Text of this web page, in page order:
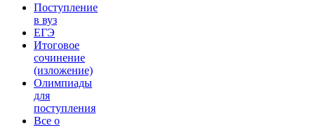
Поступление
в вуз
ЕГЭ
Итоговое
сочинение
(изложение)
Олимпиады
для
поступления
Все о